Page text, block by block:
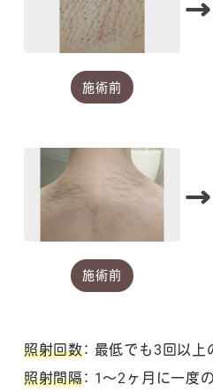
施術前
→
施術前
→
照射回数： 最低でも3回以上
照射間隔： 1～2ヶ月に一度